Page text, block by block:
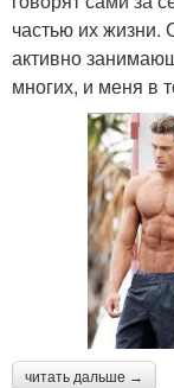
частью их жизни.
активно
многих, и меня в
читать дальше →